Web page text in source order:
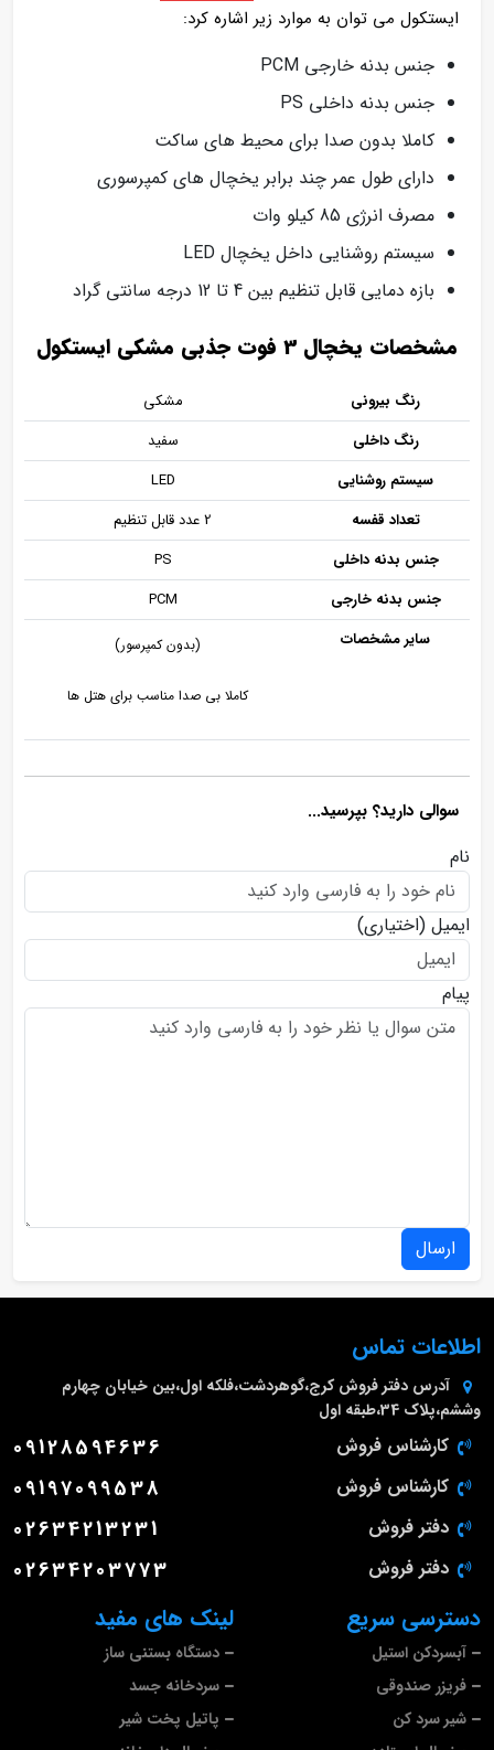
ایستکول می توان به موارد زیر اشاره کرد:
جنس بدنه خارجی PCM
جنس بدنه داخلی PS
کاملا بدون صدا برای محیط های ساکت
دارای طول عمر چند برابر یخچال های کمپرسوری
مصرف انرژی 85 کیلو وات
سیستم روشنایی داخل یخچال LED
بازه دمایی قابل تنظیم بین 4 تا 12 درجه سانتی گراد
مشخصات یخچال 3 فوت جذبی مشکی ایستکول
رنگ بیرونی
مشکی
رنگ داخلی
سفید
سیستم روشنایی
LED
تعداد قفسه
2 عدد قابل تنظیم
جنس بدنه داخلی
PS
جنس بدنه خارجی
PCM
سایر مشخصات
(بدون کمپرسور)
کاملا بی صدا مناسب برای هتل ها
سوالی دارید؟ بپرسید...
نام
ایمیل (اختیاری)
پیام
ارسال
لینک های مفید
دستگاه بستنی ساز
سردخانه جسد
پاتیل پخت شیر
دسترسی سریع
آبسردکن استیل
فریزر صندوقی
شیر سرد کن
اطلاعات تماس
آدرس دفتر فروش کرج،گوهردشت،فلکه اول،بین خیابان چهارم
وششم،پلاک 34،طبقه اول
کارشناس فروش 09128594636
کارشناس فروش 09197099538
دفتر فروش 02634213231
دفتر فروش 02634203773